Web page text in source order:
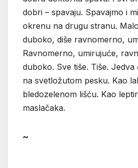
dobri – spavaju. Spavajmo i
okrenu na drugu stranu.
duboko, diše ravnomerno,
Ravnomerno, umirujuće,
duboko. Sve tiše. Tiše. Jedva
na svetložutom pesku. Kao
bledozelenom lišću. Kao
maslačaka.
~